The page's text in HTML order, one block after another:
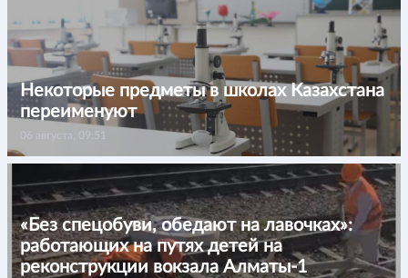
Некоторые предметы в школах Казахстана
переименуют
06 августа, 09:51
«Без спецобуви, обедают на лавочках»:
работающих на путях детей на
реконструкции вокзала Алматы-1